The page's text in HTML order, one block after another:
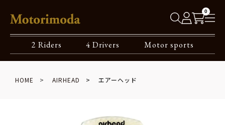
0
2 Riders 4 Drivers Motor sports
HOME AIRHEAD エアーヘッド